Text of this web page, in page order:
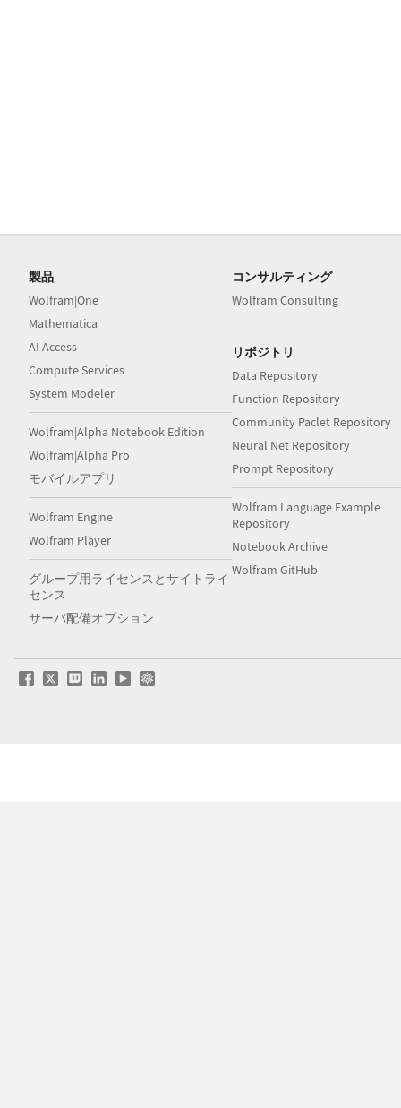
製品
Wolfram|One
Mathematica
AI Access
Compute Services
System Modeler
Wolfram|Alpha Notebook Edition
Wolfram|Alpha Pro
モバイルアプリ
Wolfram Engine
Wolfram Player
グループ用ライセンスとサイトライ
センス
サーバ配備オプション
コンサルティング
Wolfram Consulting
リポジトリ
Data Repository
Function Repository
Community Paclet Repository
Neural Net Repository
Prompt Repository
Wolfram Language Example
Repository
Notebook Archive
Wolfram GitHub